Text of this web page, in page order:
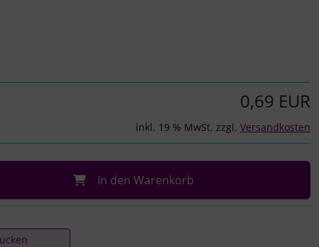
0,69 EUR
inkl. 19 % MwSt. zzgl. Versandkosten
In den Warenkorb